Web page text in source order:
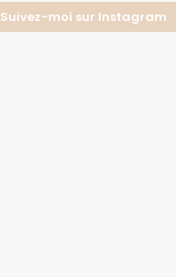
Suivez-moi sur Instagram